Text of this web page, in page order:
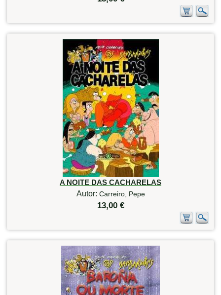
A NOITE DAS CACHARELAS
Autor: Carreiro, Pepe
13,00 €